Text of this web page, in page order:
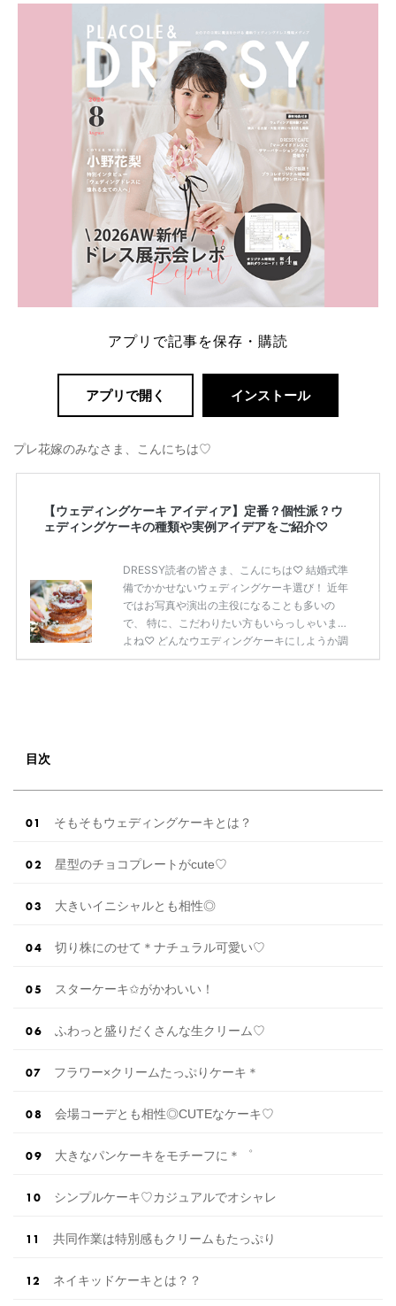
内容：特典金額・条件・応募方法・注意点 「どこが
一番お得？」「プラコレの特典は？」といった疑問も
解決します。 まずは診断で候補を絞れる「ウェディ
ング診断」か、体験型 […]
続きを読む
アプリで記事を保存・購読
アプリで開く インストール
プレ花嫁のみなさま、こんにちは♡
【ウェディングケーキ アイディア】定番？個性派？ウ
ェディングケーキの種類や実例アイデアをご紹介♡
DRESSY読者の皆さま、こんにちは♡ 結婚式準
備でかかせないウェディングケーキ選び！ 近年
ではお写真や演出の主役になることも多いの
で、 特に、こだわりたい方もいらっしゃいます
よね♡ どんなウエディングケーキにしようか調
べときに、 webやSNSでのアイデアや情報が多
目次
そもそもウェディングケーキとは？
星型のチョコプレートがcute♡
大きいイニシャルとも相性◎
切り株にのせて＊ナチュラル可愛い♡
スターケーキ✩がかわいい！
ふわっと盛りだくさんな生クリーム♡
フラワー×クリームたっぷりケーキ＊
会場コーデとも相性◎CUTEなケーキ♡
大きなパンケーキをモチーフに＊゜
シンプルケーキ♡カジュアルでオシャレ
共同作業は特別感もクリームもたっぷり
ネイキッドケーキとは？？